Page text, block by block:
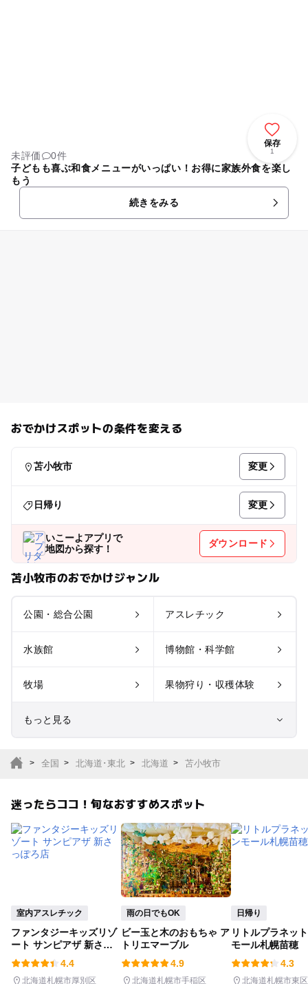
保存
1
未評価
0件
子どもも喜ぶ和食メニューがいっぱい！お得に家族外食を楽し
もう
続きをみる
おでかけスポットの条件を変える
苫小牧市 変更
日帰り 変更
いこーよアプリで
地図から探す！
ダウンロード
苫小牧市のおでかけジャンル
公園・総合公園 アスレチック
水族館 博物館・科学館
牧場 果物狩り・収穫体験
もっと見る
サファリパーク
植物園・フラワーパー
ク
バーベキュー
釣り 自然景観
いちご狩り 農業体験
潮干狩り 社会見学
全国 北海道･東北 北海道 苫小牧市
迷ったらココ！旬なおすすめスポット
室内アスレチック
ファンタジーキッズリゾ
ート サンピアザ 新さっ
ぽろ店
4.4
北海道札幌市厚別区
雨の日でもOK
ビー玉と木のおもちゃ ア
トリエマーブル
4.9
北海道札幌市手稲区
日帰り
リトルプラネッ
モール札幌苗穂
4.3
北海道札幌市東区